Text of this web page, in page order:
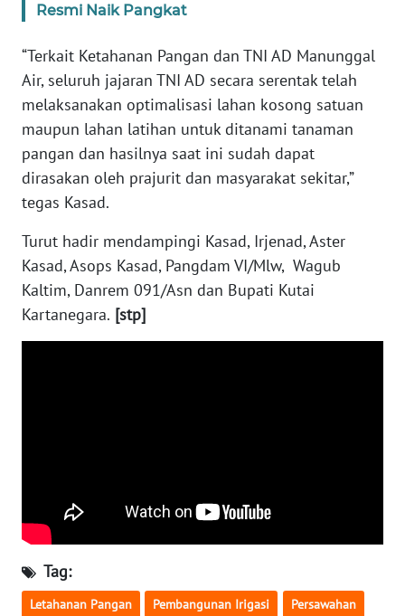
Resmi Naik Pangkat
“Terkait Ketahanan Pangan dan TNI AD Manunggal
Air, seluruh jajaran TNI AD secara serentak telah
melaksanakan optimalisasi lahan kosong satuan
maupun lahan latihan untuk ditanami tanaman
pangan dan hasilnya saat ini sudah dapat
dirasakan oleh prajurit dan masyarakat sekitar,”
tegas Kasad.
Turut hadir mendampingi Kasad, Irjenad, Aster
Kasad, Asops Kasad, Pangdam VI/Mlw, Wagub
Kaltim, Danrem 091/Asn dan Bupati Kutai
Kartanegara. [stp]
Tag:
Letahanan Pangan Pembangunan Irigasi Persawahan
SUMSEL
WN
BENGKULU
WN
LAMPUNG
JATENG
WN
NUSANTARA
WN
JOGJA
WN
KALBAR
WN
KALTENG